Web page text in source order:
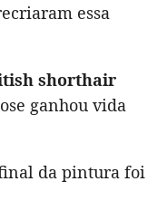
essa
shorthair
ganhou vida
da pintura foi